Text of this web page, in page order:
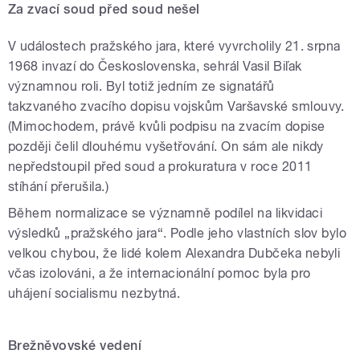
Za zvací soud před soud nešel
V událostech pražského jara, které vyvrcholily 21. srpna
1968 invazí do Československa, sehrál Vasil Biľak
významnou roli. Byl totiž jedním ze signatářů
takzvaného zvacího dopisu vojskům Varšavské smlouvy.
(Mimochodem, právě kvůli podpisu na zvacím dopise
později čelil dlouhému vyšetřování. On sám ale nikdy
nepředstoupil před soud a prokuratura v roce 2011
stíhání přerušila.)
Během normalizace se významně podílel na likvidaci
výsledků „pražského jara“. Podle jeho vlastních slov bylo
velkou chybou, že lidé kolem Alexandra Dubčeka nebyli
včas izolováni, a že internacionální pomoc byla pro
uhájení socialismu nezbytná.
Brežněvovské vedení